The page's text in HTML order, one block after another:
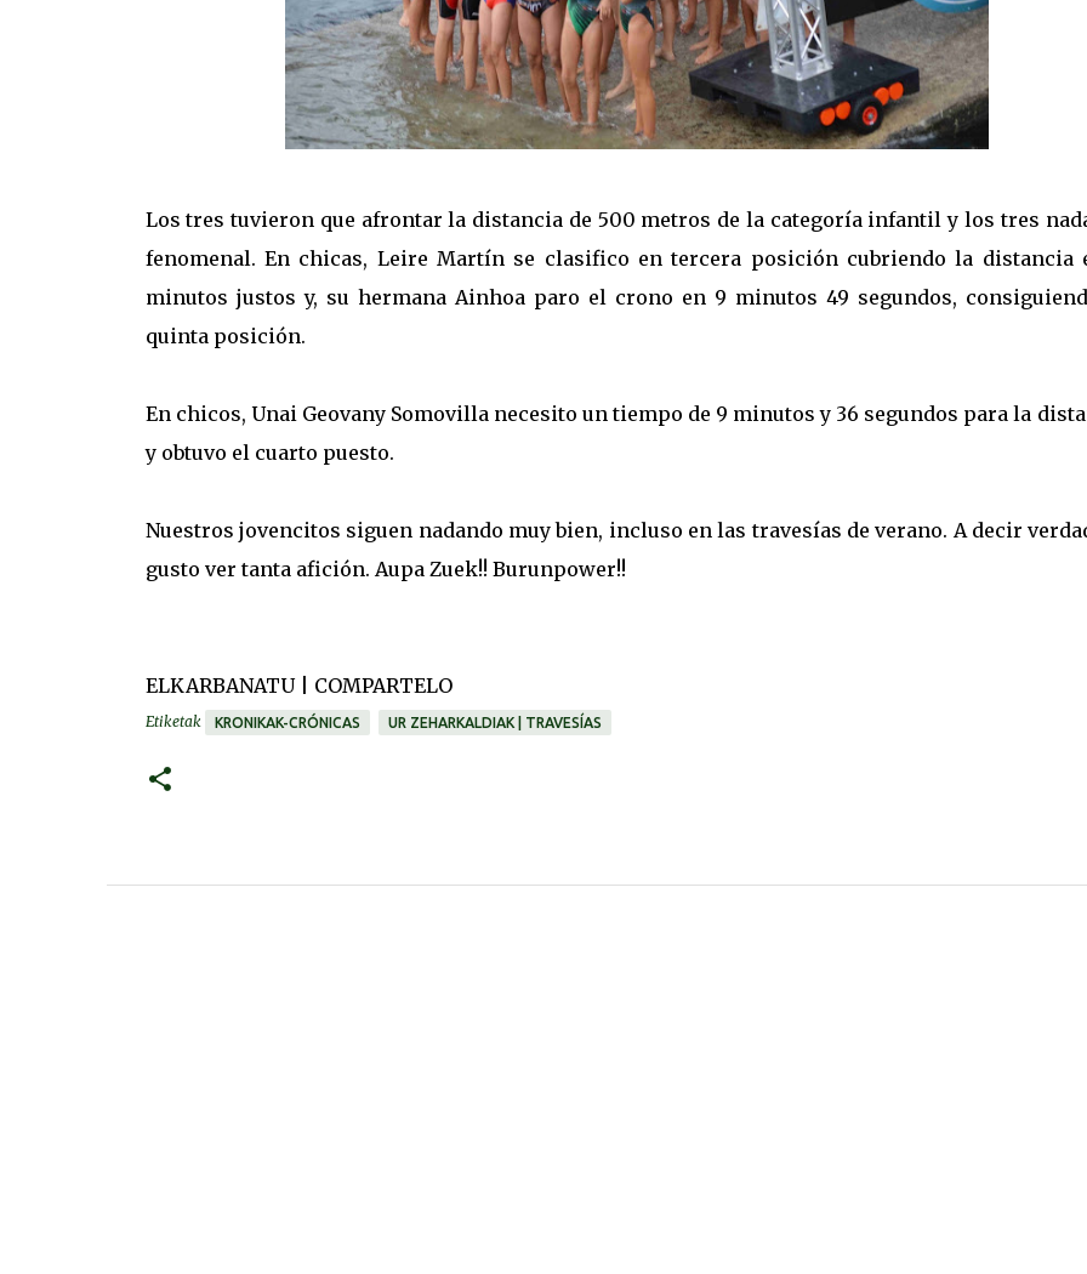
Los tres tuvieron que afrontar la distancia de 500 metros de la categoría infantil y los tres
fenomenal. En chicas, Leire Martín se clasifico en tercera posición cubriendo la distancia
minutos justos y, su hermana Ainhoa paro el crono en 9 minutos 49 segundos,
quinta posición.
En chicos, Unai Geovany Somovilla necesito un tiempo de 9 minutos y 36 segundos para la
y obtuvo el cuarto puesto.
Nuestros jovencitos siguen nadando muy bien, incluso en las travesías de verano. A decir
gusto ver tanta afición. Aupa Zuek!! Burunpower!!
ELKARBANATU | COMPARTELO
Etiketak KRONIKAK-CRÓNICAS UR ZEHARKALDIAK | TRAVESÍAS